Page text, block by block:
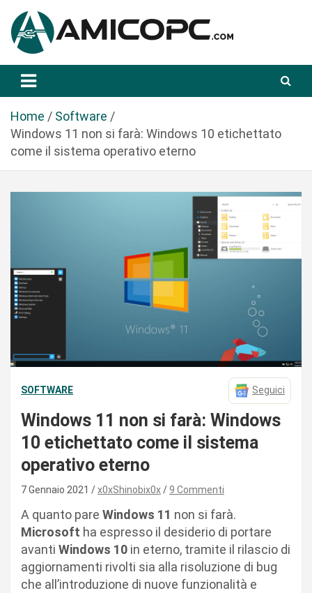
a
Amicopc.com
Home
Software
Windows 11 non si farà: Windows 10 etichettato
come il sistema operativo eterno
SOFTWARE Seguici
Windows 11 non si farà: Windows
10 etichettato come il sistema
operativo eterno
7 Gennaio 2021 x0xShinobix0x 9 Commenti
A quanto pare Windows 11 non si farà.
Microsoft ha espresso il desiderio di portare
avanti Windows 10 in eterno, tramite il rilascio di
aggiornamenti rivolti sia alla risoluzione di bug
che all’introduzione di nuove funzionalità e